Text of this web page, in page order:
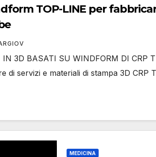
TOP-LINE per
3D BASATI SU WINDFORM DI CRP
di servizi e materiali di stampa 3D CRP
MEDICINA